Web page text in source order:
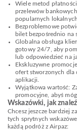
Wiele metod
przelewów
popularnych
Bezproblemowe
bilet bezpośrednio na
Globalna obsługa
gotowy 24/7, aby
lub odpowiedzieć na
Ekskluzywne
ofert stworzonych dla
aplikacji.
Wyjątkowa wartość:
promocyjne, abyś
Wskazówki, jak
Chcesz jeszcze bardziej
tych sprytnych
każdą podróż z Airpaz: